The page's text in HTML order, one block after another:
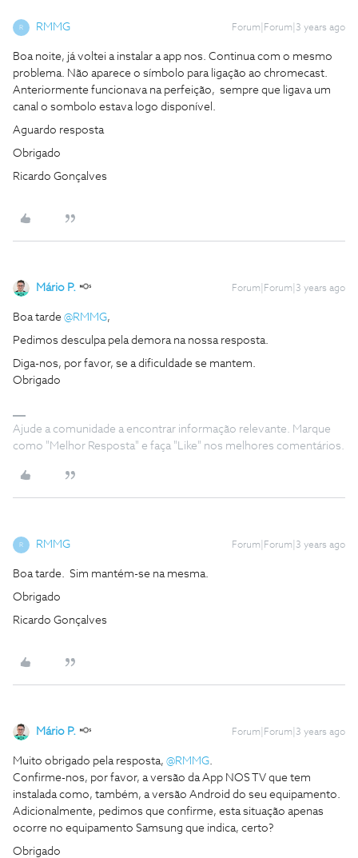
R RMMG Forum|Forum|3 years ago
Boa noite, já voltei a instalar a app nos. Continua com o mesmo
problema. Não aparece o símbolo para ligação ao chromecast.
Anteriormente funcionava na perfeição, sempre que ligava um
canal o sombolo estava logo disponível.
Aguardo resposta
Obrigado
Ricardo Gonçalves
Mário P. Forum|Forum|3 years ago
Boa tarde @RMMG,
Pedimos desculpa pela demora na nossa resposta.
Diga-nos, por favor, se a dificuldade se mantem.
Obrigado
Ajude a comunidade a encontrar informação relevante. Marque
como "Melhor Resposta" e faça "Like" nos melhores comentários.
R RMMG Forum|Forum|3 years ago
Boa tarde. Sim mantém-se na mesma.
Obrigado
Ricardo Gonçalves
Mário P. Forum|Forum|3 years ago
Muito obrigado pela resposta, @RMMG.
Confirme-nos, por favor, a versão da App NOS TV que tem
instalada como, também, a versão Android do seu equipamento.
Adicionalmente, pedimos que confirme, esta situação apenas
ocorre no equipamento Samsung que indica, certo?
Obrigado